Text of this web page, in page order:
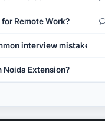
Remote Work?
interview mistakes?
Noida Extension?